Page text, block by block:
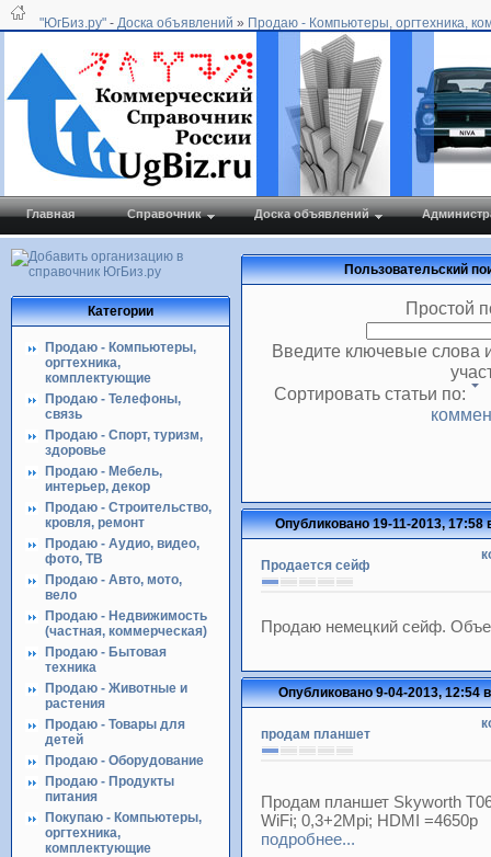
"ЮгБиз.ру" - Доска объявлений » Продаю - Компьютеры, оргтехника,
Главная Справочник Доска объявлений
Пользовательский
Простой
Введите ключевые слова
Сортировать статьи по:
Опубликовано 19-11-2013, 17:58
Продается сейф
Продаю немецкий сейф.
Опубликовано 9-04-2013, 12:54
продам планшет
Продам планшет Skyworth
WiFi; 0,3+2Mpi; HDMI =4650р
подробнее...
Категории
Продаю - Компьютеры,
оргтехника,
комплектующие
Продаю - Телефоны,
связь
Продаю - Спорт, туризм,
здоровье
Продаю - Мебель,
интерьер, декор
Продаю - Строительство,
кровля, ремонт
Продаю - Аудио, видео,
фото, ТВ
Продаю - Авто, мото,
вело
Продаю - Недвижимость
(частная, коммерческая)
Продаю - Бытовая
техника
Продаю - Животные и
растения
Продаю - Товары для
детей
Продаю - Оборудование
Продаю - Продукты
питания
Покупаю - Компьютеры,
оргтехника,
комплектующие